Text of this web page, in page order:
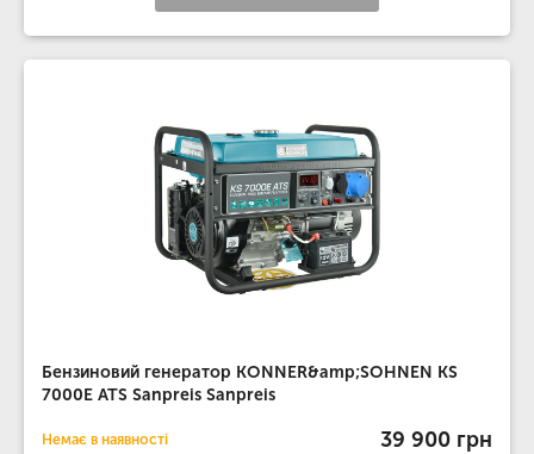
Бензиновий генератор KONNER&amp;SOHNEN KS
7000E ATS Sanpreis Sanpreis
Немає в наявності 39 900 грн